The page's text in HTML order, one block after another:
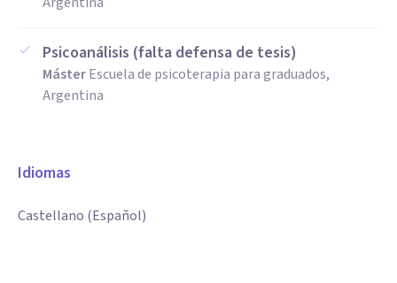
Psicoanálisis (falta defensa de tesis)
MásterEscuela de psicoterapia para graduados,
Argentina
Idiomas
Castellano (Español)